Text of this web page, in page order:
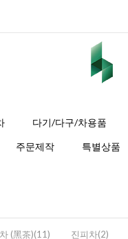
다기/다구/차용품
주문제작 특별상품
(黑茶)(11) 진피차(2)